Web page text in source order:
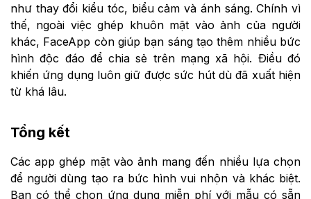
như thay đổi kiểu tóc, biểu cảm và ánh sáng. Chính vì
thế, ngoài việc ghép khuôn mặt vào ảnh của người
khác, FaceApp còn giúp bạn sáng tạo thêm nhiều bức
hình độc đáo để chia sẻ trên mạng xã hội. Điều đó
khiến ứng dụng luôn giữ được sức hút dù đã xuất hiện
từ khá lâu.
Tổng kết
Các app ghép mặt vào ảnh mang đến nhiều lựa chọn
để người dùng tạo ra bức hình vui nhộn và khác biệt.
Bạn có thể chọn ứng dụng miễn phí với mẫu có sẵn